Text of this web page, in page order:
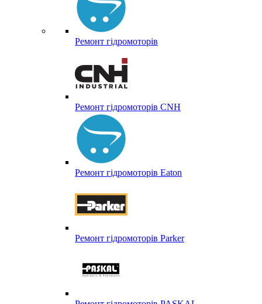
Ремонт гідромоторів
Ремонт гідромоторів CNH
Ремонт гідромоторів Eaton
Ремонт гідромоторів Parker